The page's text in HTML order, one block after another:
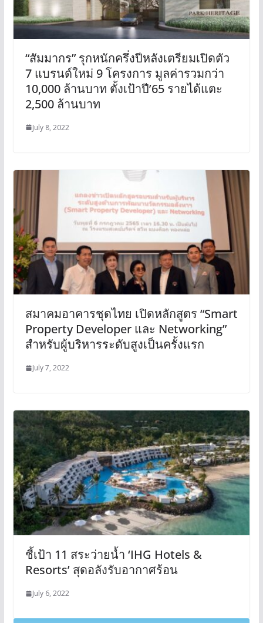
“สัมมากร” รุกหนักครึ่งปีหลังเตรียมเปิดตัว
7 แบรนด์ใหม่ 9 โครงการ มูลค่ารวมกว่า
10,000 ล้านบาท ตั้งเป้าปี’65 รายได้แตะ
2,500 ล้านบาท
July 8, 2022
สมาคมอาคารชุดไทย เปิดหลักสูตร “Smart
Property Developer และ Networking”
สำหรับผู้บริหารระดับสูงเป็นครั้งแรก
July 7, 2022
ชี้เป้า 11 สระว่ายน้ำ ‘IHG Hotels &
Resorts’ สุดอลังรับอากาศร้อน
July 6, 2022